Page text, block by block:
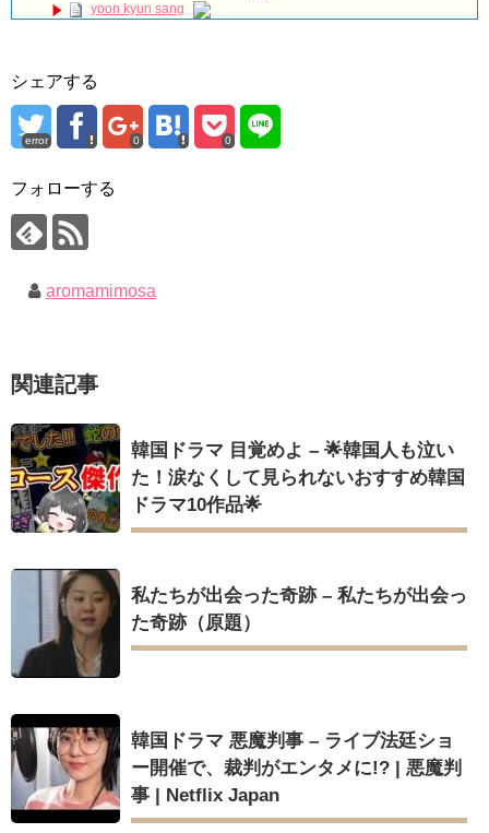
「耳打ち（原題）」イ・サンユンver.
ソン・ヘギョ – ソンヘギョ キスまとめ
ハン・ヘジン 한혜진 – Still We (여전히 우리는)
한가인 –
「ライフ・ オン・ マーズ」2019年11月2日TSUTAYAにて先行
(ENG SUB) Behind The Scene Hyun Bin 현빈❤️ 손예진 Son Ye
キングを一部公開（DVD-SET2特典映像より）
Powered by livedoor 相互RSS
yoon kyun sang
九尾狐外伝 メイキング03 ハン・イェスル
チョ・ヒョンジェ 조현재 九尾狐外伝 制作発表会
キム・テヒの弟イ・ワン♥イ・ボミ、今日（28日）結婚……
「まず熱く掃除せよ」女優キム・ユジョン、「健康がとても回
【裏芸能】キムユジョンの熱愛彼氏はあの大物俳優
いでしょ？” Big News TV
幻の王女チャミョンゴ エンディング
か」出演で話題 Big News TV
Powered by livedoor 相互RSS
シェアする
error 0 0
フォローする
aromamimosa
関連記事
韓国ドラマ 目覚めよ – 🌟韓国人も泣い
た！涙なくして見られないおすすめ韓国
ドラマ10作品🌟
私たちが出会った奇跡 – 私たちが出会っ
た奇跡（原題）
韓国ドラマ 悪魔判事 – ライブ法廷ショ
ー開催で、裁判がエンタメに!? | 悪魔判
事 | Netflix Japan